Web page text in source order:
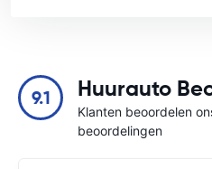
9.1 Huurauto
Klanten beoordelen
beoordelingen